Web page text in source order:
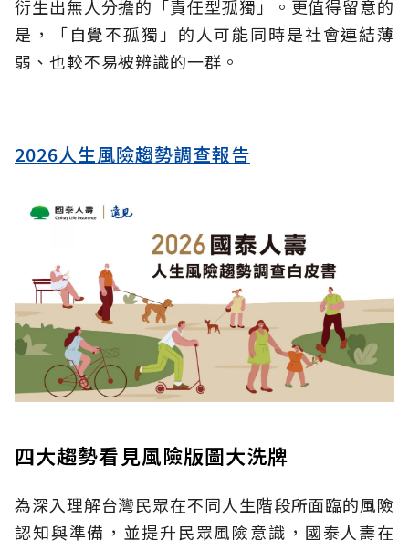
衍生出無人分擔的「責任型孤獨」。更值得留意的
是，「自覺不孤獨」的人可能同時是社會連結薄
弱、也較不易被辨識的一群。
2026人生風險趨勢調查報告
四大趨勢看見風險版圖大洗牌
為深入理解台灣民眾在不同人生階段所面臨的風險
認知與準備，並提升民眾風險意識，國泰人壽在